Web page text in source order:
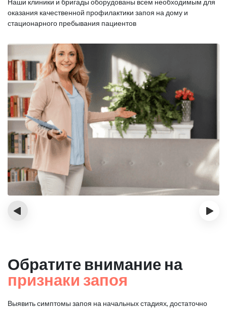
Наши клиники и бригады оборудованы всем необходимым для
оказания качественной профилактики запоя на дому и
стационарного пребывания пациентов
‹ ›
Обратите внимание на
признаки запоя
Выявить симптомы запоя на начальных стадиях, достаточно